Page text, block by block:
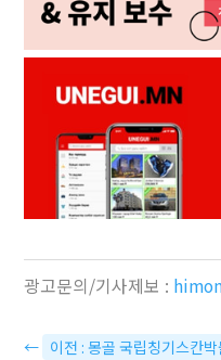
광고문의/기사제보 :
← 이전 : 몽골 국립칭기스칸